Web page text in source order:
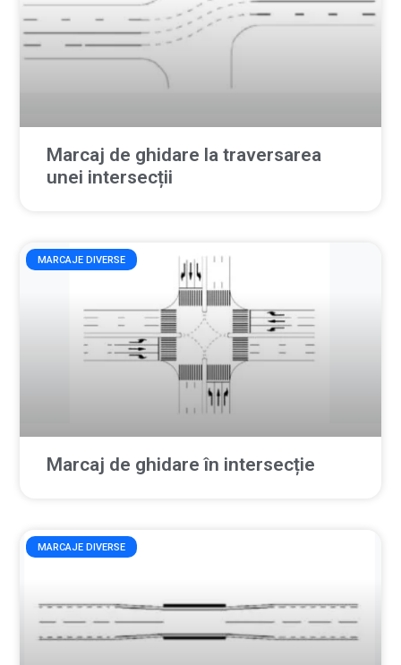
Marcaj de ghidare la traversarea
unei intersecții
MARCAJE DIVERSE
Marcaj de ghidare în intersecție
MARCAJE DIVERSE